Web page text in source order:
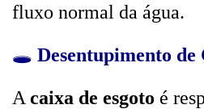
fluxo normal da água.
🕳️ Desentupimento de
A caixa de esgoto é